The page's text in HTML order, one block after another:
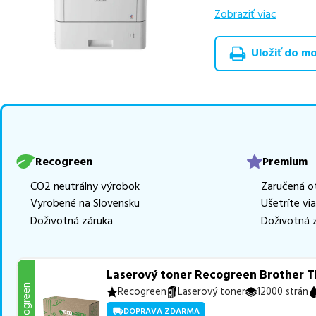
zachovávajú kvalitu
Celá táto
produktu nás
Vieme, že pri
môžete sa na nás
Zobraziť viac
Uložiť do
Recogreen
CO2 neutrálny výrobok
Vyrobené na Slovensku
Doživotná záruka
Premium
Zaručená
Ušetríte
Doživotná
Laserový toner Recogreen Brother
Recogreen Laserový toner 12000 strán
DOPRAVA ZDARMA